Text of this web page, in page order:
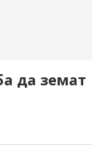
да земат